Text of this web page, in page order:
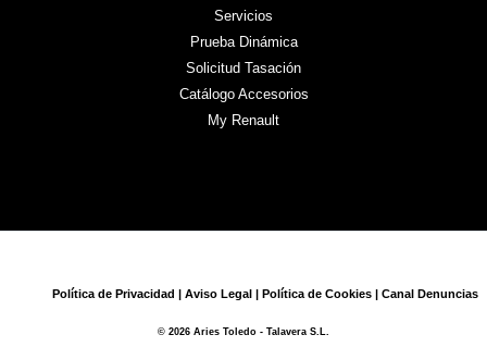
Servicios
Prueba Dinámica
Solicitud Tasación
Catálogo Accesorios
My Renault
Política de Privacidad Aviso Legal Política de Cookies Canal Denuncias
© 2026 Aries Toledo - Talavera S.L.